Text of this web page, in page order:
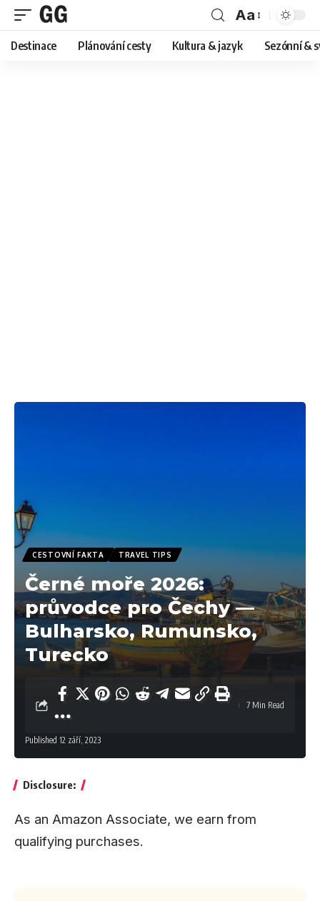
Font
Resizer
Aa
Destinace Plánování cesty Kultura & jazyk Sezónní &
CESTOVNÍ FAKTA TRAVEL TIPS
Černé moře 2026:
průvodce pro Čechy —
Bulharsko, Rumunsko,
Turecko
Published 12 září, 2023
7 Min Read
Disclosure:
As an Amazon Associate, we earn from
qualifying purchases.